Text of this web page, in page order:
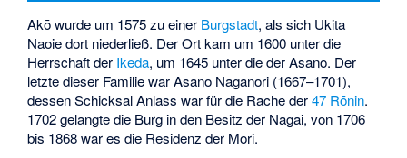
Akō wurde um 1575 zu einer Burgstadt, als sich Ukita
Naoie dort niederließ. Der Ort kam um 1600 unter die
Herrschaft der Ikeda, um 1645 unter die der Asano. Der
letzte dieser Familie war Asano Naganori (1667–1701),
dessen Schicksal Anlass war für die Rache der47 Rōnin.
1702 gelangte die Burg in den Besitz der Nagai, von 1706
bis 1868 war es die Residenz der Mori.